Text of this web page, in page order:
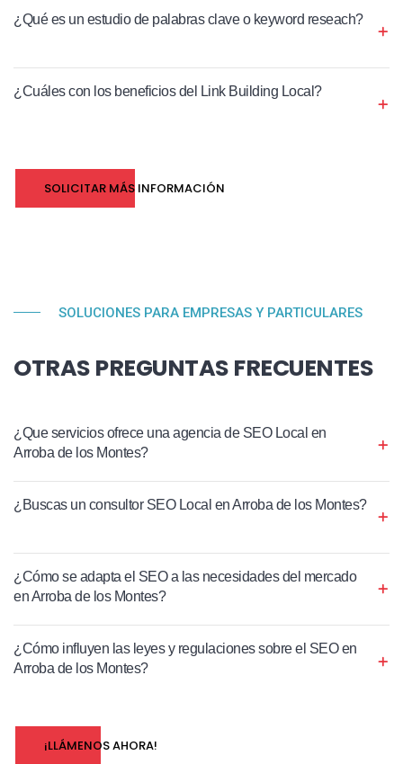
¿Qué es un estudio de palabras clave o keyword reseach?
¿Cuáles con los beneficios del Link Building Local?
SOLICITAR MÁS INFORMACIÓN
SOLUCIONES PARA EMPRESAS Y PARTICULARES
OTRAS PREGUNTAS FRECUENTES
¿Que servicios ofrece una agencia de SEO Local en
Arroba de los Montes?
¿Buscas un consultor SEO Local en Arroba de los Montes?
¿Cómo se adapta el SEO a las necesidades del mercado
en Arroba de los Montes?
¿Cómo influyen las leyes y regulaciones sobre el SEO en
Arroba de los Montes?
¡LLÁMENOS AHORA!